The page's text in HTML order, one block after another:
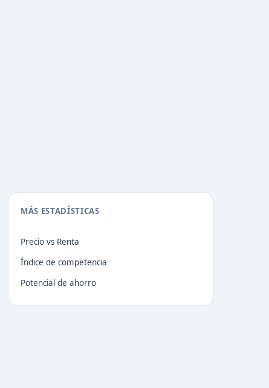
MÁS ESTADÍSTICAS
Precio vs Renta
Índice de competencia
Potencial de ahorro